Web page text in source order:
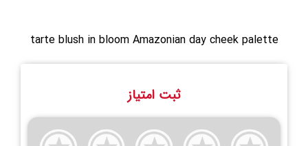
tarte blush in bloom Amazonian day cheek palette
ثبت امتیاز